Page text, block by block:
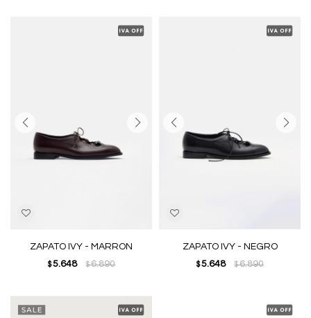
ZAPATO IVY - MARRON
$ 5.648 $6.890
ZAPATO IVY - NEGRO
$ 5.648 $6.890